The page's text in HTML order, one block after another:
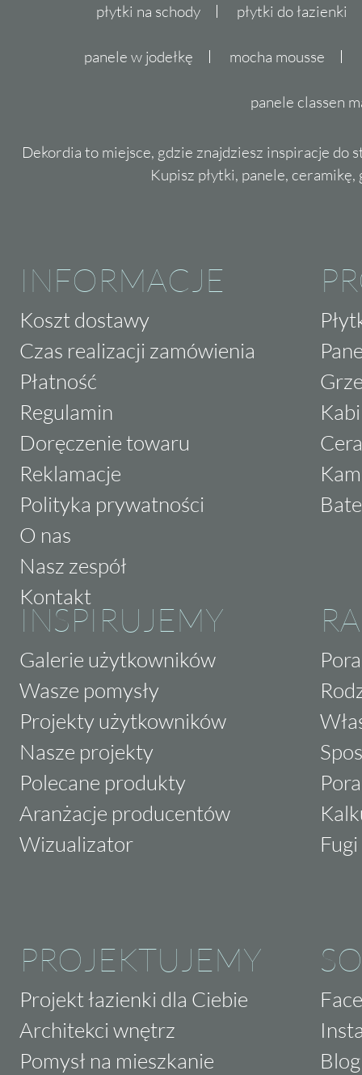
płytki na schody płytki do łazienki
panele w jodełkę mocha mousse
panele classen
Dekordia to miejsce, gdzie znajdziesz inspiracje do
Kupisz płytki, panele,
INFORMACJE
Koszt dostawy
Czas realizacji zamówienia
Płatność
Regulamin
Doręczenie towaru
Reklamacje
Polityka prywatności
O nas
Nasz zespół
Kontakt
INSPIRUJEMY
Galerie użytkowników
Wasze pomysły
Projekty użytkowników
Nasze projekty
Polecane produkty
Aranżacje producentów
Wizualizator
PROJEKTUJEMY
Projekt łazienki dla Ciebie
Architekci wnętrz
Pomysł na mieszkanie
Blog